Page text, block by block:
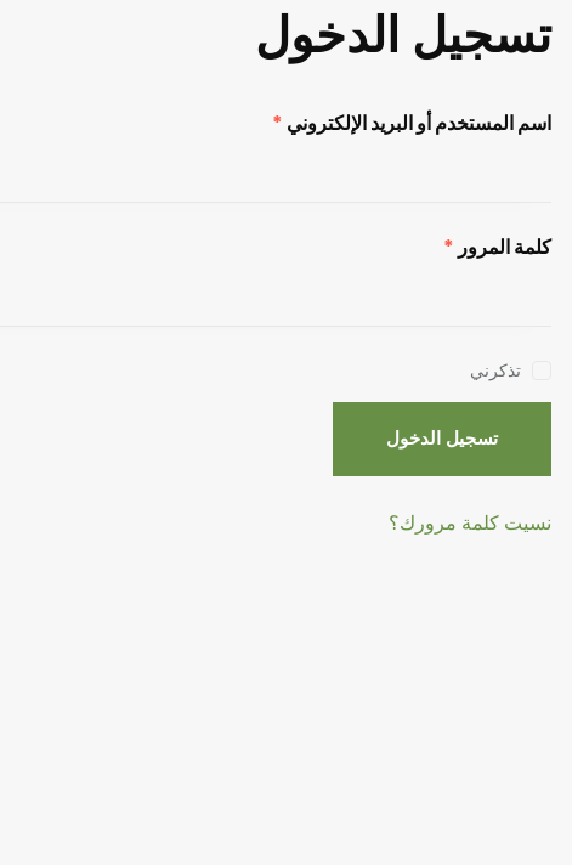
تسجيل الدخول
اسم المستخدم أو البريد الإلكتروني *
كلمة المرور *
تذكرني
تسجيل الدخول
نسيت كلمة مرورك؟